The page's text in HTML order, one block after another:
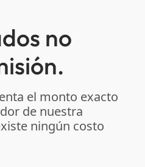
no
el monto exacto
de nuestra
ningún costo